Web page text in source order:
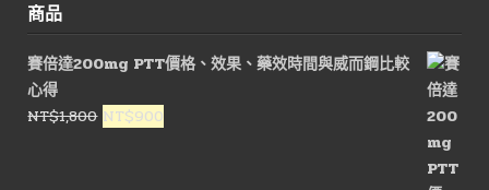
商品
賽倍達200mg PTT價格、效果、藥效時間與威而鋼比較
心得
NT$1,800 原
NT$900